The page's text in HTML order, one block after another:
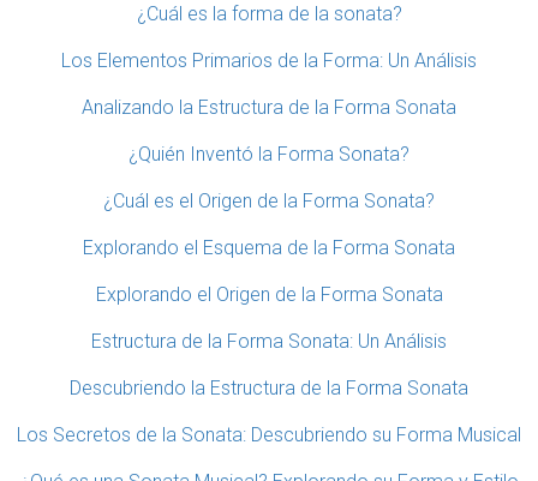
¿Cuál es la forma de la sonata?
Los Elementos Primarios de la Forma: Un Análisis
Analizando la Estructura de la Forma Sonata
¿Quién Inventó la Forma Sonata?
¿Cuál es el Origen de la Forma Sonata?
Explorando el Esquema de la Forma Sonata
Explorando el Origen de la Forma Sonata
Estructura de la Forma Sonata: Un Análisis
Descubriendo la Estructura de la Forma Sonata
Los Secretos de la Sonata: Descubriendo su Forma Musical